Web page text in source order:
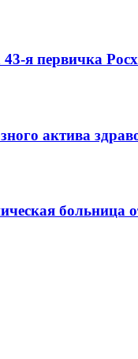
я первичка
актива
больница